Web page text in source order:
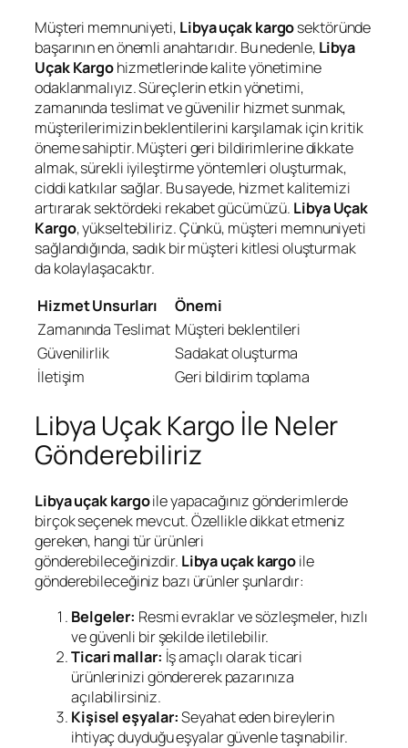
Müşteri memnuniyeti, Libya uçak kargosektöründe
başarının en önemli anahtarıdır. Bu nedenle, Libya
Uçak Kargohizmetlerinde kalite yönetimine
odaklanmalıyız. Süreçlerin etkin yönetimi,
zamanında teslimat ve güvenilir hizmet sunmak,
müşterilerimizin beklentilerini karşılamak için kritik
öneme sahiptir. Müşteri geri bildirimlerine dikkate
almak, sürekli iyileştirme yöntemleri oluşturmak,
ciddi katkılar sağlar. Bu sayede, hizmet kalitemizi
artırarak sektördeki rekabet gücümüzü. Libya Uçak
Kargo, yükseltebiliriz. Çünkü, müşteri memnuniyeti
sağlandığında, sadık bir müşteri kitlesi oluşturmak
da kolaylaşacaktır.
Hizmet Unsurları
Önemi
Zamanında Teslimat Müşteri beklentileri
Güvenilirlik
Sadakat oluşturma
İletişim
Geri bildirim toplama
Libya Uçak Kargo İle Neler
Gönderebiliriz
Libya uçak kargoile yapacağınız gönderimlerde
birçok seçenek mevcut. Özellikle dikkat etmeniz
gereken, hangi tür ürünleri
gönderebileceğinizdir. Libya uçak kargoile
gönderebileceğiniz bazı ürünler şunlardır:
Belgeler: Resmi evraklar ve sözleşmeler, hızlı
ve güvenli bir şekilde iletilebilir.
Ticari mallar: İş amaçlı olarak ticari
ürünlerinizi göndererek pazarınıza
açılabilirsiniz.
Kişisel eşyalar:Seyahat eden bireylerin
ihtiyaç duyduğu eşyalar güvenle taşınabilir.